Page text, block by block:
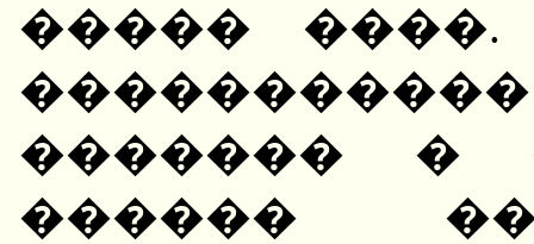
����� ����.
������� �
������